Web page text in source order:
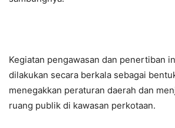
Kegiatan pengawasan dan penertiban
dilakukan secara berkala sebagai
menegakkan peraturan daerah dan
ruang publik di kawasan perkotaan.